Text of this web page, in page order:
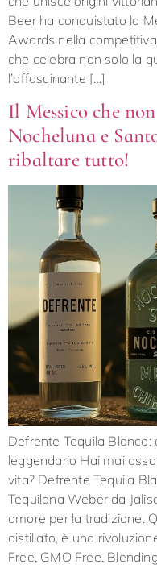
Beer ha conquistato la
Awards nella
che celebra non solo la
l’affascinante […]
Il Messico che
Nocheluna e
ribaltare tutto!
Defrente Tequila
leggendario Hai mai
vita? Defrente Tequila
Tequilana Weber da
amore per la tradizione.
distillato, è una
Free, GMO Free.